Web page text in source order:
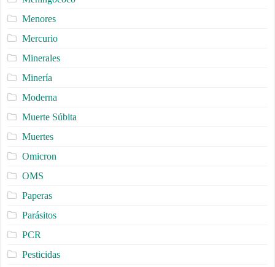
Menores
Mercurio
Minerales
Minería
Moderna
Muerte Súbita
Muertes
Omicron
OMS
Paperas
Parásitos
PCR
Pesticidas